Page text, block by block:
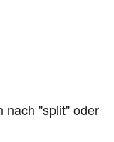
nach "split" oder